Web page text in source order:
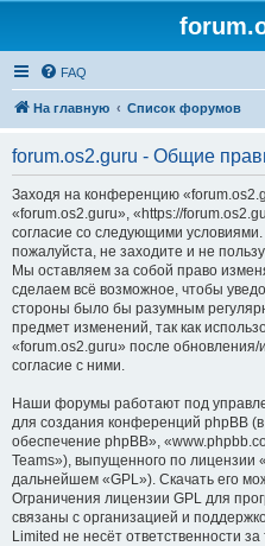
FAQ
На главную Список форумов
forum.os2.guru - Общие
Заходя на конференцию
«forum.os2.guru», «https://
согласие со следующими
пожалуйста, не заходите и не
Мы оставляем за собой право
сделаем всё возможное, чтобы
стороны было бы разумным
предмет изменений, так как
«forum.os2.guru» после
согласие с ними.
Наши форумы работают под
для создания конференций phpBB
обеспечение phpBB»,
Teams»), выпущенного по лицензии «
дальнейшем «GPL»). Скачать его
Ограничения лицензии GPL для
связаны с организацией и
Limited не несёт ответственности